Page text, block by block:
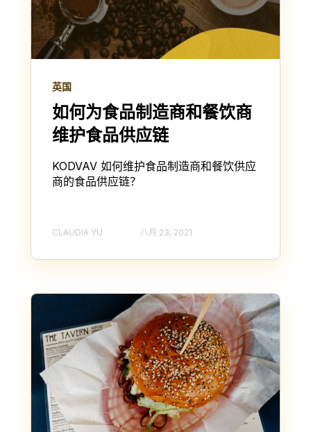
英国
如何为食品制造商和餐饮商
维护食品供应链
KODVAV 如何维护食品制造商和餐饮供应
商的食品供应链？
CLAUDIA YU 八月 23, 2021